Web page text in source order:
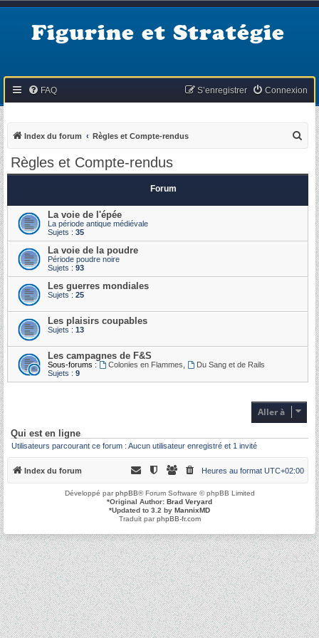
Figurine et Stratégie
FAQ Connexion
S’enregistrer
Index du forum Règles et Compte-rendus
Règles et Compte-rendus
Forum
La voie de l'épée
La période antique médiévale
Sujets : 35
La voie de la poudre
Période poudre noire
Sujets : 93
Les guerres mondiales
Sujets : 25
Les plaisirs coupables
Sujets : 13
Les campagnes de F&S
Sous-forums : Colonies en Flammes
Du Sang et de Rails
Sujets : 9
Aller à
Qui est en ligne
Utilisateurs parcourant ce forum : Aucun utilisateur enregistré et 1 invité
Index du forum Heures au format UTC+02:00
Développé parphpBB® Forum Software © phpBB Limited
*Original Author: Brad Veryard
*Updated to 3.2 by MannixMD
Traduit parphpBB-fr.com